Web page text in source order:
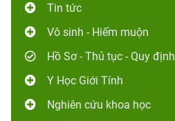
Tin tức
Vô sinh - Hiếm muộn
Hồ Sơ - Thủ tục - Quy định
Y Học Giới Tính
Nghiên cứu khoa học